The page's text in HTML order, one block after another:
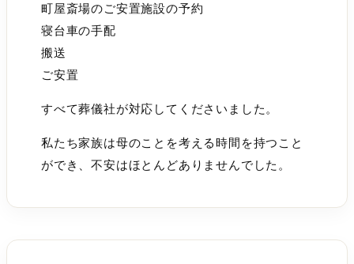
町屋斎場のご安置施設の予約
寝台車の手配
搬送
ご安置
すべて葬儀社が対応してくださいました。
私たち家族は母のことを考える時間を持つこと
ができ、不安はほとんどありませんでした。